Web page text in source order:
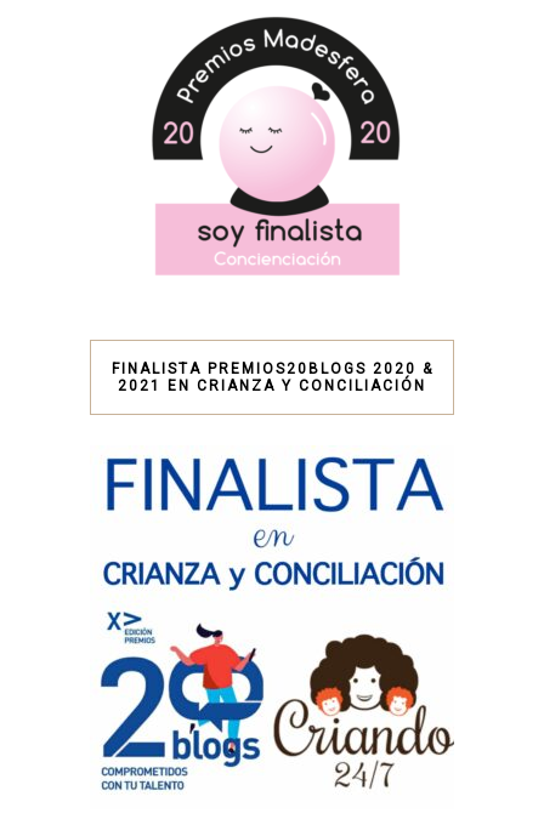
FINALISTA PREMIOS20BLOGS 2020 &
2021 EN CRIANZA Y CONCILIACIÓN